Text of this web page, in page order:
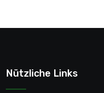
Nützliche Links